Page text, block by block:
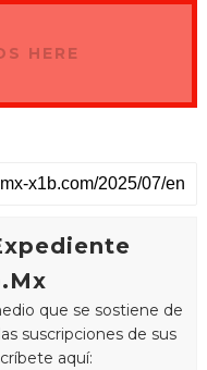
HERE
que se sostiene de
suscripciones de sus
aquí: